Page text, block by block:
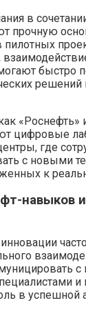
в
прочную
пилотных
быстро
решений
«Роснефть»
цифровые
где
с новыми
к
навыков
с
в успешной